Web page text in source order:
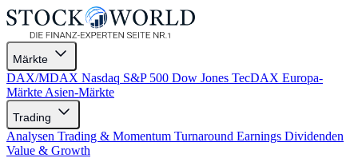
Märkte
DAX/MDAX Nasdaq S&P 500 Dow Jones TecDAX Europa-
Märkte Asien-Märkte
Trading
Analysen Trading & Momentum Turnaround Earnings Dividenden
Value & Growth